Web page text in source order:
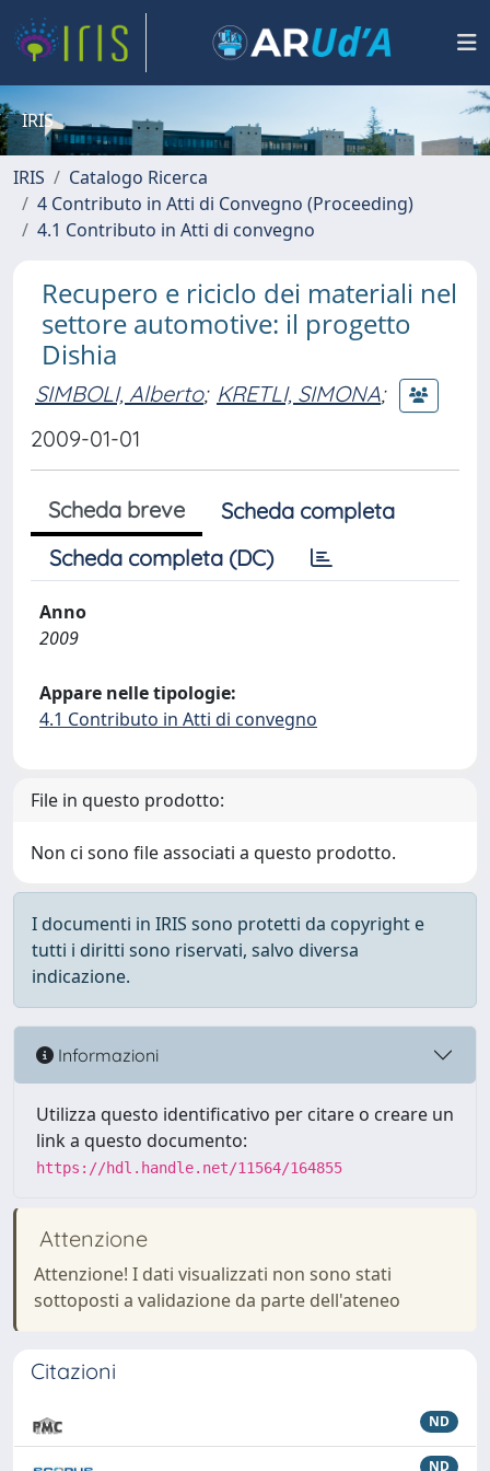
IRIS
IRIS
Catalogo Ricerca
4 Contributo in Atti di Convegno (Proceeding)
4.1 Contributo in Atti di convegno
Recupero e riciclo dei materiali nel
settore automotive: il progetto
Dishia
SIMBOLI, Alberto; KRETLI, SIMONA;
2009-01-01
Scheda breve
Scheda completa
Scheda completa (DC)
Anno
2009
Appare nelle tipologie:
4.1 Contributo in Atti di convegno
File in questo prodotto:
Non ci sono file associati a questo prodotto.
I documenti in IRIS sono protetti da copyright e
tutti i diritti sono riservati, salvo diversa
indicazione.
Informazioni
Utilizza questo identificativo per citare o creare un
link a questo documento:
https://hdl.handle.net/11564/164855
Attenzione
Attenzione! I dati visualizzati non sono stati
sottoposti a validazione da parte dell'ateneo
Citazioni
ND
ND